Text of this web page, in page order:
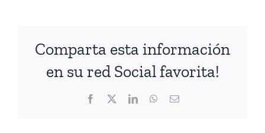
Comparta esta información
en su red Social favorita!
Facebook LinkedInWhatsApp
Correo